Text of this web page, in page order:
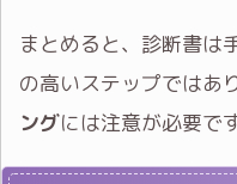
まとめると、診断書は
の高いステップではあ
ングには注意が必要です